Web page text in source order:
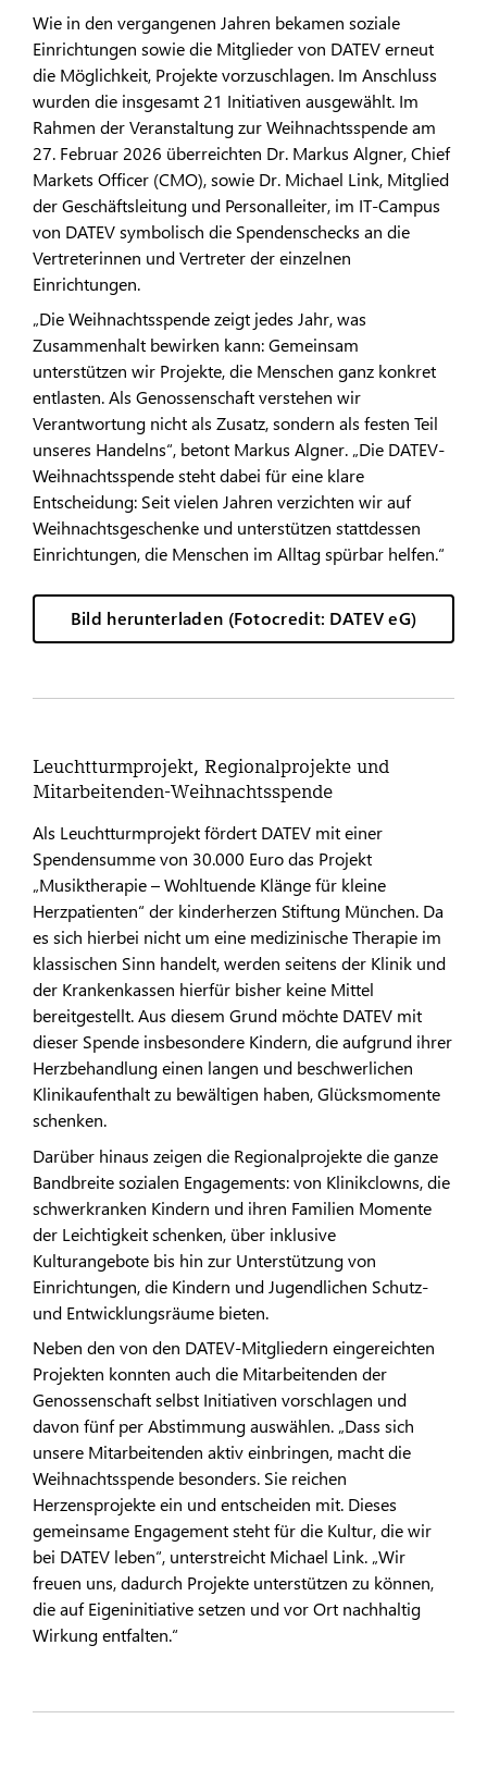
Wie in den vergangenen Jahren bekamen soziale
Einrichtungen sowie die Mitglieder von DATEV erneut
die Möglichkeit, Projekte vorzuschlagen. Im Anschluss
wurden die insgesamt 21 Initiativen ausgewählt. Im
Rahmen der Veranstaltung zur Weihnachtsspende am
27. Februar 2026 überreichten Dr. Markus Algner, Chief
Markets Officer (CMO), sowie Dr. Michael Link, Mitglied
der Geschäftsleitung und Personalleiter, im IT-Campus
von DATEV symbolisch die Spendenschecks an die
Vertreterinnen und Vertreter der einzelnen
Einrichtungen.
„Die Weihnachtsspende zeigt jedes Jahr, was
Zusammenhalt bewirken kann: Gemeinsam
unterstützen wir Projekte, die Menschen ganz konkret
entlasten. Als Genossenschaft verstehen wir
Verantwortung nicht als Zusatz, sondern als festen Teil
unseres Handelns“, betont Markus Algner. „Die DATEV-
Weihnachtsspende steht dabei für eine klare
Entscheidung: Seit vielen Jahren verzichten wir auf
Weihnachtsgeschenke und unterstützen stattdessen
Einrichtungen, die Menschen im Alltag spürbar helfen.“
Bild herunterladen (Fotocredit: DATEV eG)
Leuchtturmprojekt, Regionalprojekte und
Mitarbeitenden-Weihnachtsspende
Als Leuchtturmprojekt fördert DATEV mit einer
Spendensumme von 30.000 Euro das Projekt
„Musiktherapie – Wohltuende Klänge für kleine
Herzpatienten“ der kinderherzen Stiftung München. Da
es sich hierbei nicht um eine medizinische Therapie im
klassischen Sinn handelt, werden seitens der Klinik und
der Krankenkassen hierfür bisher keine Mittel
bereitgestellt. Aus diesem Grund möchte DATEV mit
dieser Spende insbesondere Kindern, die aufgrund ihrer
Herzbehandlung einen langen und beschwerlichen
Klinikaufenthalt zu bewältigen haben, Glücksmomente
schenken.
Darüber hinaus zeigen die Regionalprojekte die ganze
Bandbreite sozialen Engagements: von Klinikclowns, die
schwerkranken Kindern und ihren Familien Momente
der Leichtigkeit schenken, über inklusive
Kulturangebote bis hin zur Unterstützung von
Einrichtungen, die Kindern und Jugendlichen Schutz-
und Entwicklungsräume bieten.
Neben den von den DATEV-Mitgliedern eingereichten
Projekten konnten auch die Mitarbeitenden der
Genossenschaft selbst Initiativen vorschlagen und
davon fünf per Abstimmung auswählen. „Dass sich
unsere Mitarbeitenden aktiv einbringen, macht die
Weihnachtsspende besonders. Sie reichen
Herzensprojekte ein und entscheiden mit. Dieses
gemeinsame Engagement steht für die Kultur, die wir
bei DATEV leben“, unterstreicht Michael Link. „Wir
freuen uns, dadurch Projekte unterstützen zu können,
die auf Eigeninitiative setzen und vor Ort nachhaltig
Wirkung entfalten.“